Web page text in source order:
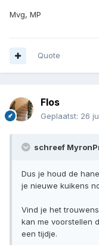
Mvg, MP
Quote
Flos
Geplaatst: 26
schreef
Dus je houd de
je nieuwe kuikens
Vind je het
kan me voorstellen
een tijdje.